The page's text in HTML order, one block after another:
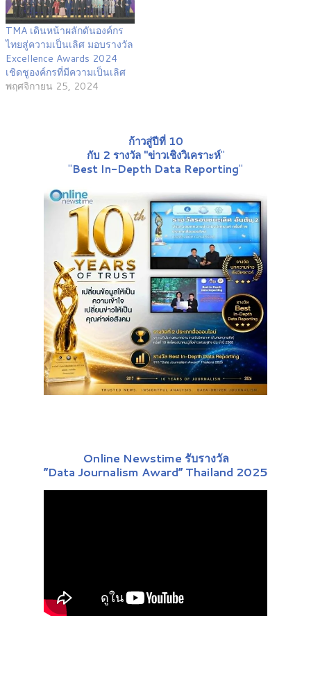
TMA เดินหน้าผลักดันองค์กร
ไทยสู่ความเป็นเลิศ มอบรางวัล
Excellence Awards 2024
เชิดชูองค์กรที่มีความเป็นเลิศ
พฤศจิกายน 25, 2024
ก้าวสู่ปีที่ 10
กับ 2 รางวัล "ข่าวเชิงวิเคราะห์"
"Best In-Depth Data Reporting"
Online Newstime รับรางวัล
“Data Journalism Award” Thailand 2025